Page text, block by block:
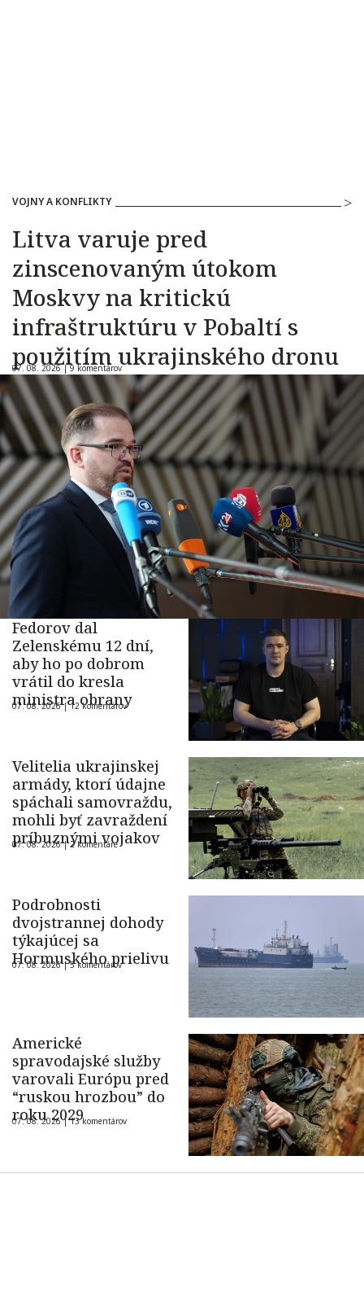
VOJNY A KONFLIKTY
Litva varuje pred
zinscenovaným útokom
Moskvy na kritickú
infraštruktúru v Pobaltí s
použitím ukrajinského dronu
07. 08. 2026 |9 komentárov
Fedorov dal
Zelenskému 12 dní,
aby ho po dobrom
vrátil do kresla
ministra obrany
07. 08. 2026 |12 komentárov
Velitelia ukrajinskej
armády, ktorí údajne
spáchali samovraždu,
mohli byť zavraždení
príbuznými vojakov
07. 08. 2026 |2 komentáre
Podrobnosti
dvojstrannej dohody
týkajúcej sa
Hormuského prielivu
07. 08. 2026 |5 komentárov
Americké
spravodajské služby
varovali Európu pred
“ruskou hrozbou” do
roku 2029
07. 08. 2026 |13 komentárov